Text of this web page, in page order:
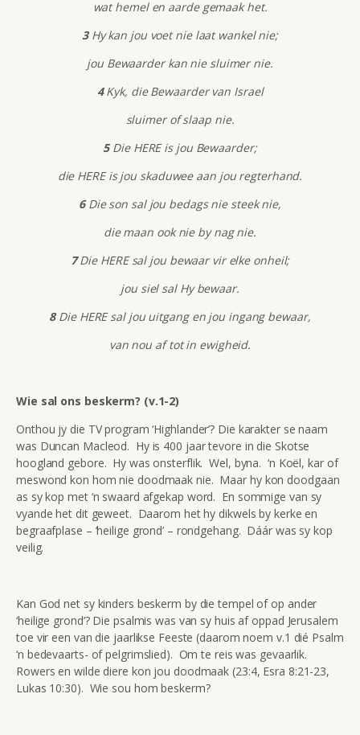
wat hemel en aarde gemaak het.
3Hy kan jou voet nie laat wankel nie;
jou Bewaarder kan nie sluimer nie.
4Kyk, die Bewaarder van Israel
sluimer of slaap nie.
5Die HERE is jou Bewaarder;
die HERE is jou skaduwee aan jou regterhand.
6Die son sal jou bedags nie steek nie,
die maan ook nie by nag nie.
7Die HERE sal jou bewaar vir elke onheil;
jou siel sal Hy bewaar.
8Die HERE sal jou uitgang en jou ingang bewaar,
van nou af tot in ewigheid.
Wie sal ons beskerm? (v.1-2)
Onthou jy die TV program ‘Highlander’? Die karakter se naam
was Duncan Macleod. Hy is 400 jaar tevore in die Skotse
hoogland gebore. Hy was onsterflik. Wel, byna. ‘n Koël, kar of
meswond kon hom nie doodmaak nie. Maar hy kon doodgaan
as sy kop met ‘n swaard afgekap word. En sommige van sy
vyande het dit geweet. Daarom het hy dikwels by kerke en
begraafplase – ‘heilige grond’ – rondgehang. Dáár was sy kop
veilig.
Kan God net sy kinders beskerm by die tempel of op ander
‘heilige grond’? Die psalmis was van sy huis af oppad Jerusalem
toe vir een van die jaarlikse Feeste (daarom noem v.1 dié Psalm
‘n bedevaarts- of pelgrimslied). Om te reis was gevaarlik.
Rowers en wilde diere kon jou doodmaak (23:4, Esra 8:21-23,
Lukas 10:30). Wie sou hom beskerm?